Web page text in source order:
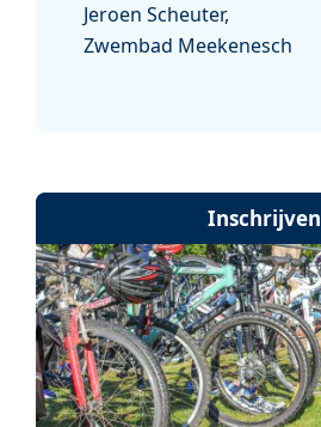
Jeroen Scheuter,
Zwembad Meekenesch
Inschrijven